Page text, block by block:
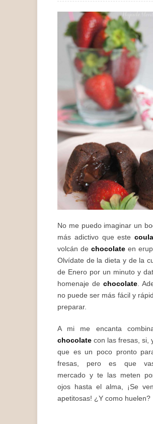
No me puedo imaginar un
más adictivo que este
volcán de chocolate en
Olvídate de la dieta y de la
de Enero por un minuto y
homenaje de chocolate.
no puede ser más fácil y
preparar.
A mi me encanta
chocolate con las fresas, si,
que es un poco pronto
fresas, pero es que
mercado y te las meten
ojos hasta el alma, ¡Se
apetitosas! ¿Y como huelen?